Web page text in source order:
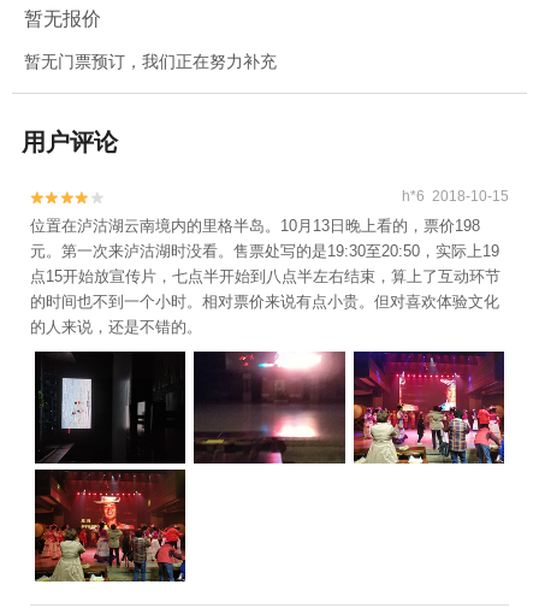
暂无报价
暂无门票预订，我们正在努力补充
用户评论

 h*6 2018-10-15
位置在泸沽湖云南境内的里格半岛。10月13日晚上看的，票价198
元。第一次来泸沽湖时没看。售票处写的是19:30至20:50，实际上19
点15开始放宣传片，七点半开始到八点半左右结束，算上了互动环节
的时间也不到一个小时。相对票价来说有点小贵。但对喜欢体验文化
的人来说，还是不错的。